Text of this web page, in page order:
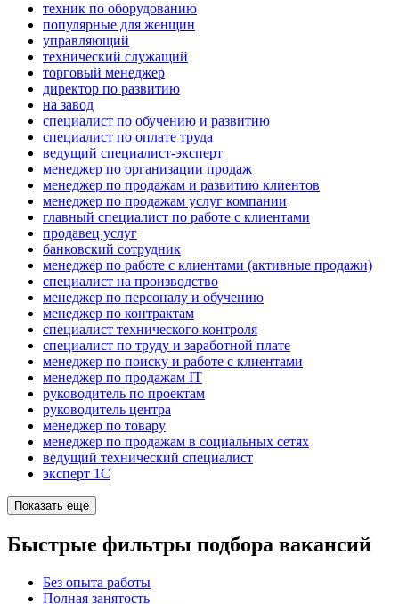
техник по оборудованию
популярные для женщин
управляющий
технический служащий
торговый менеджер
директор по развитию
на завод
специалист по обучению и развитию
специалист по оплате труда
ведущий специалист-эксперт
менеджер по организации продаж
менеджер по продажам и развитию клиентов
менеджер по продажам услуг компании
главный специалист по работе с клиентами
продавец услуг
банковский сотрудник
менеджер по работе с клиентами (активные продажи)
специалист на производство
менеджер по персоналу и обучению
менеджер по контрактам
специалист технического контроля
специалист по труду и заработной плате
менеджер по поиску и работе с клиентами
менеджер по продажам IT
руководитель по проектам
руководитель центра
менеджер по товару
менеджер по продажам в социальных сетях
ведущий технический специалист
эксперт 1С
Показать ещё
Быстрые фильтры подбора вакансий
Без опыта работы
Полная занятость